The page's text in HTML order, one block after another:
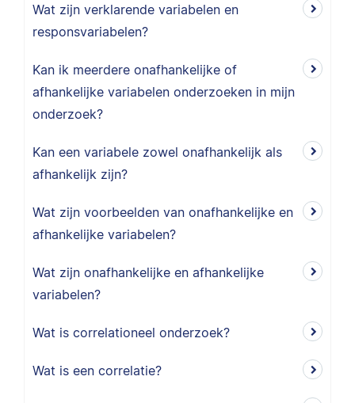
Wat zijn verklarende variabelen en
responsvariabelen?
Kan ik meerdere onafhankelijke of
afhankelijke variabelen onderzoeken in mijn
onderzoek?
Kan een variabele zowel onafhankelijk als
afhankelijk zijn?
Wat zijn voorbeelden van onafhankelijke en
afhankelijke variabelen?
Wat zijn onafhankelijke en afhankelijke
variabelen?
Wat is correlationeel onderzoek?
Wat is een correlatie?